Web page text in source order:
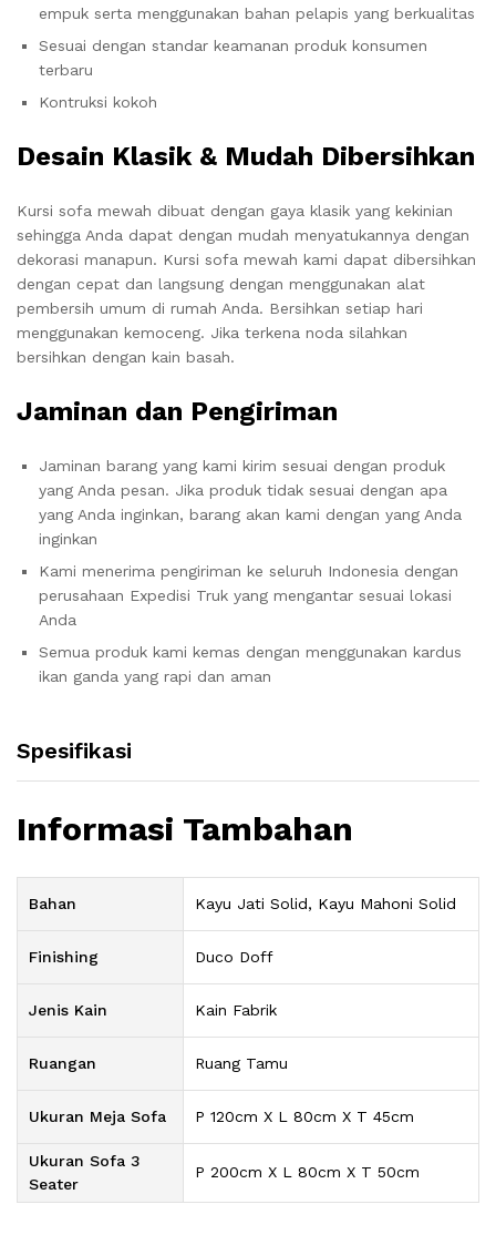
empuk serta menggunakan bahan pelapis yang berkualitas
Sesuai dengan standar keamanan produk konsumen
terbaru
Kontruksi kokoh
Desain Klasik & Mudah Dibersihkan
Kursi sofa mewah dibuat dengan gaya klasik yang kekinian
sehingga Anda dapat dengan mudah menyatukannya dengan
dekorasi manapun. Kursi sofa mewah kami dapat dibersihkan
dengan cepat dan langsung dengan menggunakan alat
pembersih umum di rumah Anda. Bersihkan setiap hari
menggunakan kemoceng. Jika terkena noda silahkan
bersihkan dengan kain basah.
Jaminan dan Pengiriman
Jaminan barang yang kami kirim sesuai dengan produk
yang Anda pesan. Jika produk tidak sesuai dengan apa
yang Anda inginkan, barang akan kami dengan yang Anda
inginkan
Kami menerima pengiriman ke seluruh Indonesia dengan
perusahaan Expedisi Truk yang mengantar sesuai lokasi
Anda
Semua produk kami kemas dengan menggunakan kardus
ikan ganda yang rapi dan aman
Spesifikasi
Informasi Tambahan
Bahan Kayu Jati Solid, Kayu Mahoni Solid
Finishing Duco Doff
Jenis Kain Kain Fabrik
Ruangan Ruang Tamu
Ukuran Meja Sofa P 120cm X L 80cm X T 45cm
Ukuran Sofa 3
Seater
P 200cm X L 80cm X T 50cm